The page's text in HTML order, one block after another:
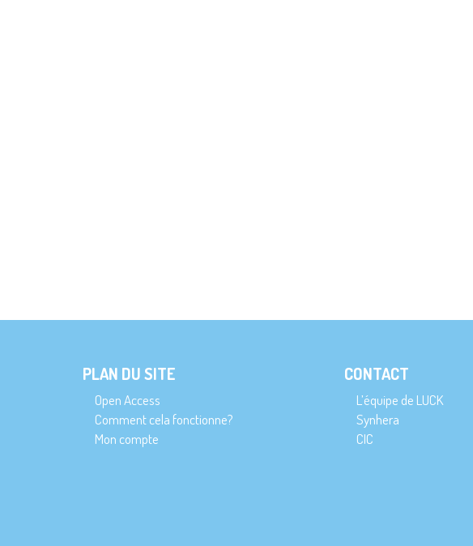
PLAN DU SITE
Open Access
Comment cela fonctionne?
Mon compte
CONTACT
L’équipe de LUCK
Synhera
CIC